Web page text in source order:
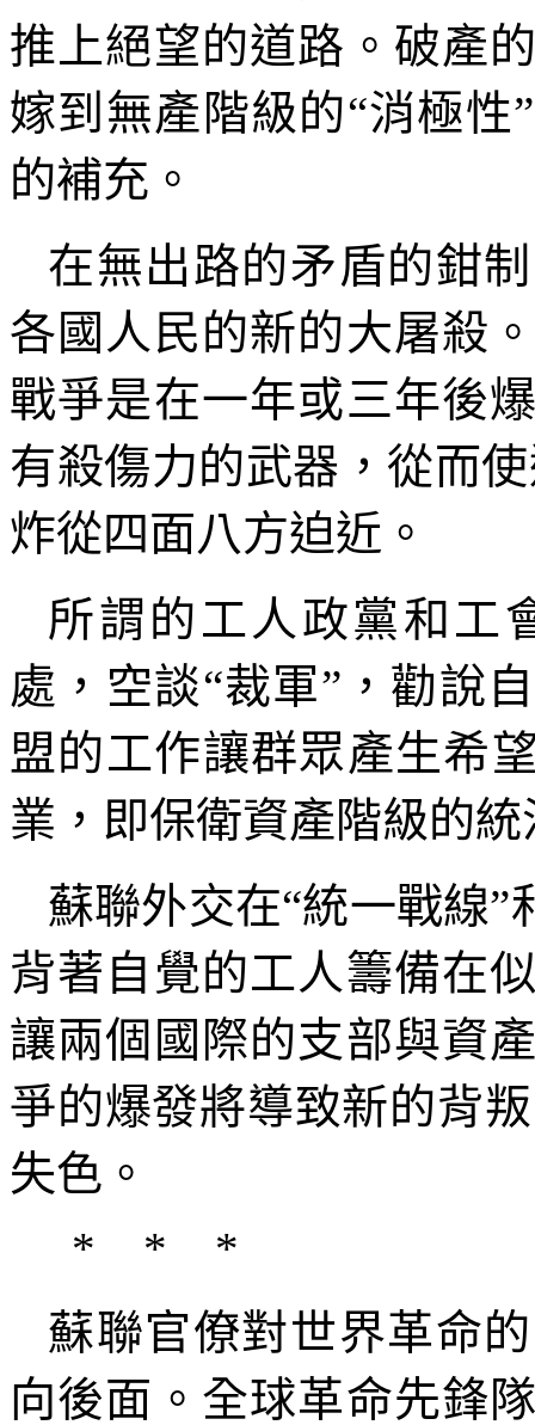
推上絕望的道路。破產
嫁到無產階級的“消極
的補充。
在無出路的矛盾的鉗
各國人民的新的大屠殺
戰爭是在一年或三年後
有殺傷力的武器，從而
炸從四面八方迫近。
所謂的工人政黨和工
處，空談“裁軍”，勸說
盟的工作讓群眾產生希
業，即保衛資產階級的
蘇聯外交在“統一戰線”
背著自覺的工人籌備在
讓兩個國際的支部與資
爭的爆發將導致新的背
失色。
* * *
蘇聯官僚對世界革命
向後面。全球革命先鋒